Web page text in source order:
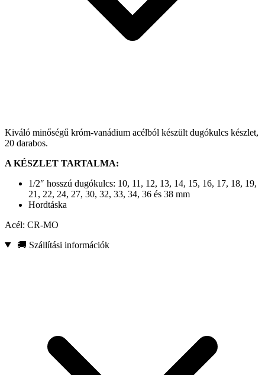
Kiváló minőségű króm-vanádium acélból készült dugókulcs készlet,
20 darabos.
A KÉSZLET TARTALMA:
1/2″ hosszú dugókulcs: 10, 11, 12, 13, 14, 15, 16, 17, 18, 19,
21, 22, 24, 27, 30, 32, 33, 34, 36 és 38 mm
Hordtáska
Acél: CR-MO
🚚 Szállítási információk